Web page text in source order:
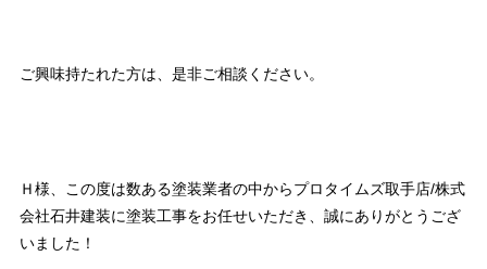
ご興味持たれた方は、是非ご相談ください。
Ｈ様、この度は数ある塗装業者の中からプロタイムズ取手店/株式
会社石井建装に塗装工事をお任せいただき、誠にありがとうござ
いました！